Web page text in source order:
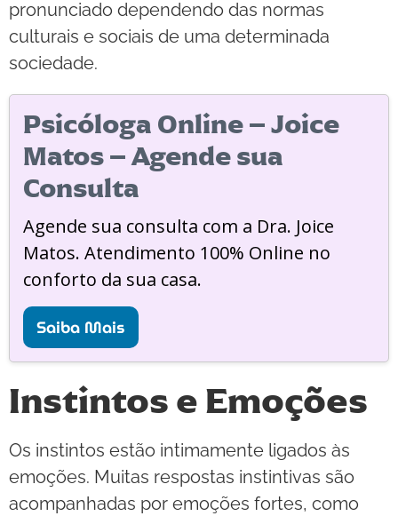
pronunciado dependendo das normas
culturais e sociais de uma determinada
sociedade.
Psicóloga Online – Joice
Matos – Agende sua
Consulta
Agende sua consulta com a Dra. Joice
Matos. Atendimento 100% Online no
conforto da sua casa.
Saiba Mais
Instintos e Emoções
Os instintos estão intimamente ligados às
emoções. Muitas respostas instintivas são
acompanhadas por emoções fortes, como